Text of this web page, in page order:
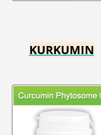
KURKUMIN